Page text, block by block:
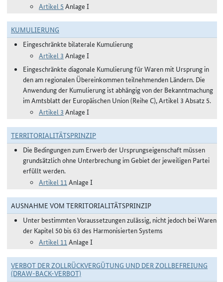
Artikel 5 Anlage I
KUMULIERUNG
Eingeschränkte bilaterale Kumulierung
Artikel 3 Anlage I
Eingeschränkte diagonale Kumulierung für Waren mit Ursprung in
den am regionalen Übereinkommen teilnehmenden Ländern. Die
Anwendung der Kumulierung ist abhängig von der Bekanntmachung
im Amtsblatt der Europäischen Union (Reihe C), Artikel 3 Absatz 5.
Artikel 3 Anlage I
TERRITORIALITÄTSPRINZIP
Die Bedingungen zum Erwerb der Ursprungseigenschaft müssen
grundsätzlich ohne Unterbrechung im Gebiet der jeweiligen Partei
erfüllt werden.
Artikel 11Anlage I
AUSNAHME VOM TERRITORIALITÄTSPRINZIP
Unter bestimmten Voraussetzungen zulässig, nicht jedoch bei Waren
der Kapitel 50 bis 63 des Harmonisierten Systems
Artikel 11Anlage I
VERBOT DER ZOLLRÜCKVERGÜTUNG UND DER ZOLLBEFREIUNG
(DRAW-BACK-VERBOT)